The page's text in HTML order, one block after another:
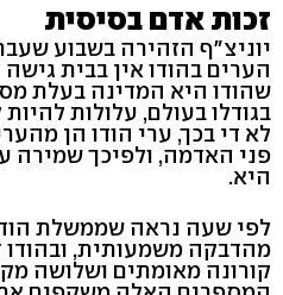
זכות אדם בסיסית
הערים בהודו אין בבית
שהודו היא המדינה בעלת
בגודלו בעולם, עלולות
לא די בכך, ערי הודו הן
פני האדמה, ולפיכך שמירה
היא.
לפי שעה נראה שממשלת
קורונה מאומתים ושלושה